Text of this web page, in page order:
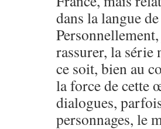
dans la langue
rassurer, la série
ce soit, bien au
la force de cette
dialogues,
personnages, le